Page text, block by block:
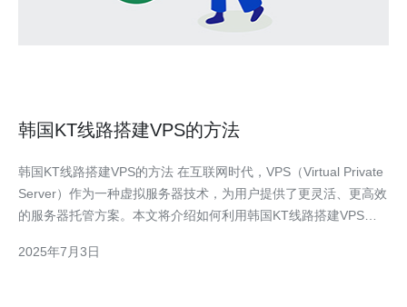
韩国KT线路搭建VPS的方法
韩国KT线路搭建VPS的方法 在互联网时代，VPS（Virtual Private
Server）作为一种虚拟服务器技术，为用户提供了更灵活、更高效
的服务器托管方案。本文将介绍如何利用韩国KT线路搭建VPS的
前，首先需要选择一个信誉良好、性能稳定的VPS提供商。在韩
2025年7月3日